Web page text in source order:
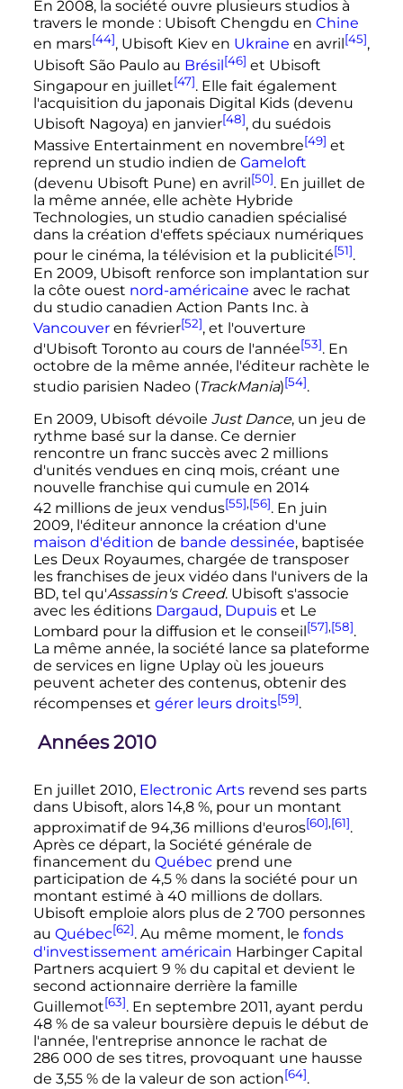
En 2008, la société ouvre plusieurs studios à
travers le monde : Ubisoft Chengdu en Chine
en mars[44], Ubisoft Kiev en Ukraine en avril [45],
Ubisoft São Paulo au Brésil[46] et Ubisoft
Singapour en juillet[47]. Elle fait également
l'acquisition du japonais Digital Kids (devenu
Ubisoft Nagoya) en janvier[48], du suédois
Massive Entertainment en novembre[49] et
reprend un studio indien de Gameloft
(devenu Ubisoft Pune) en avril [50]. En juillet de
la même année, elle achète Hybride
Technologies, un studio canadien spécialisé
dans la création d'effets spéciaux numériques
pour le cinéma, la télévision et la publicité[51].
En 2009, Ubisoft renforce son implantation sur
la côte ouest nord-américaine avec le rachat
du studio canadien Action Pants Inc. à
Vancouveren février[52], et l'ouverture
d'Ubisoft Toronto au cours de l'année[53]. En
octobre de la même année, l'éditeur rachète le
studio parisien Nadeo (TrackMania)[54].
En 2009, Ubisoft dévoile Just Dance, un jeu de
rythme basé sur la danse. Ce dernier
rencontre un franc succès avec 2 millions
d'unités vendues en cinq mois, créant une
nouvelle franchise qui cumule en 2014
42 millionsde jeux vendus[55],[56]. En juin
2009, l'éditeur annonce la création d'une
maison d'édition de bande dessinée, baptisée
Les Deux Royaumes, chargée de transposer
les franchises de jeux vidéo dans l'univers de la
BD, tel qu'Assassin's Creed. Ubisoft s'associe
avec les éditions Dargaud, Dupuiset Le
Lombard pour la diffusion et le conseil [57],[58].
La même année, la société lance sa plateforme
de services en ligne Uplay où les joueurs
peuvent acheter des contenus, obtenir des
récompenses et gérer leurs droits[59].
Années 2010
En juillet 2010, Electronic Artsrevend ses parts
dans Ubisoft, alors 14,8 %, pour un montant
approximatif de 94,36 millionsd'euros[60],[61].
Après ce départ, la Société générale de
financement du Québecprend une
participation de 4,5 % dans la société pour un
montant estimé à 40 millionsde dollars.
Ubisoft emploie alors plus de 2 700 personnes
au Québec[62]. Au même moment, le fonds
d'investissement américain Harbinger Capital
Partners acquiert 9 % du capital et devient le
second actionnaire derrière la famille
Guillemot[63]. En septembre 2011, ayant perdu
48 % de sa valeur boursière depuis le début de
l'année, l'entreprise annonce le rachat de
286 000 de ses titres, provoquant une hausse
de 3,55 % de la valeur de son action[64].